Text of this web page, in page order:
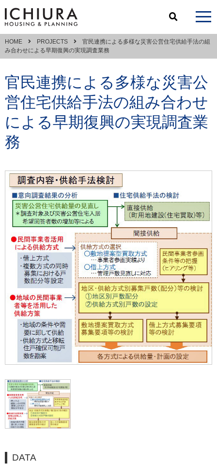
HOME PROJECTS
官民連携による多様な災害公営住宅供給手法の組
み合わせによる早期復興の実現調査業務
官民連携による多様な災害公
営住宅供給手法の組み合わせ
による早期復興の実現調査業
務
DATA